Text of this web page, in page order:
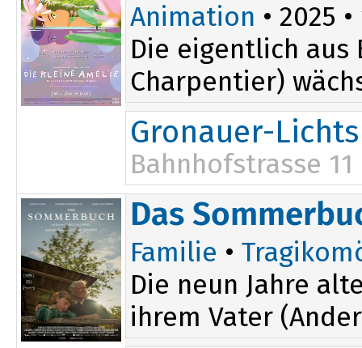
Animation • 2025
Die eigentlich aus
Charpentier)
Gronauer-
Bahnhofstrasse 11
Das
Familie •
Die neun Jahre
ihrem Vater